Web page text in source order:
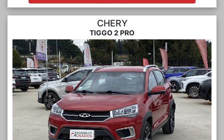
CHERY
TIGGO 2 PRO